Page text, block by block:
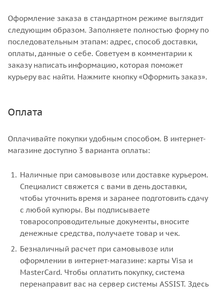
Оформление заказа в стандартном режиме выглядит
следующим образом. Заполняете полностью форму по
последовательным этапам: адрес, способ доставки,
оплаты, данные о себе. Советуем в комментарии к
заказу написать информацию, которая поможет
курьеру вас найти. Нажмите кнопку «Оформить заказ».
Оплата
Оплачивайте покупки удобным способом. В интернет-
магазине доступно 3 варианта оплаты:
Наличные при самовывозе или доставке курьером.
Специалист свяжется с вами в день доставки,
чтобы уточнить время и заранее подготовить сдачу
с любой купюры. Вы подписываете
товаросопроводительные документы, вносите
денежные средства, получаете товар и чек.
Безналичный расчет при самовывозе или
оформлении в интернет-магазине: карты Visa и
MasterCard. Чтобы оплатить покупку, система
перенаправит вас на сервер системы ASSIST. Здесь